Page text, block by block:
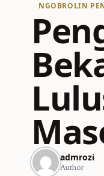
NGOBROLIN
admrozi
Author